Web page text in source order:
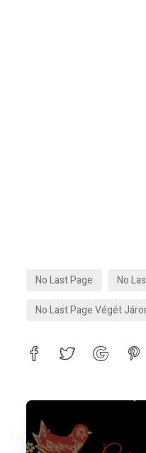
No Last Page
No
No Last Page Végét